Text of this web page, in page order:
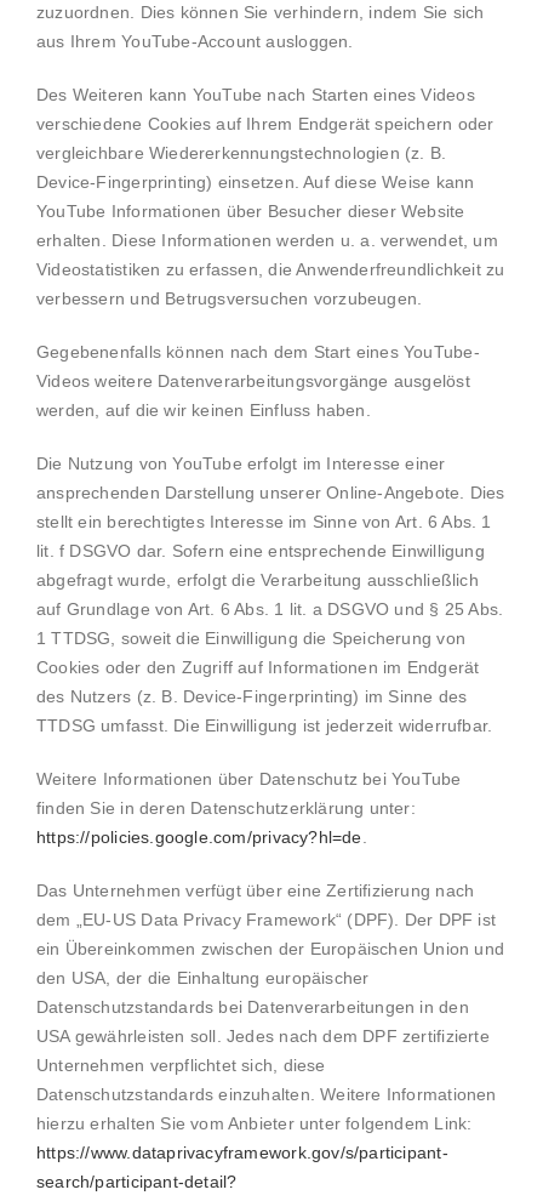
zuzuordnen. Dies können Sie verhindern, indem Sie sich
aus Ihrem YouTube-Account ausloggen.
Des Weiteren kann YouTube nach Starten eines Videos
verschiedene Cookies auf Ihrem Endgerät speichern oder
vergleichbare Wiedererkennungstechnologien (z. B.
Device-Fingerprinting) einsetzen. Auf diese Weise kann
YouTube Informationen über Besucher dieser Website
erhalten. Diese Informationen werden u. a. verwendet, um
Videostatistiken zu erfassen, die Anwenderfreundlichkeit zu
verbessern und Betrugsversuchen vorzubeugen.
Gegebenenfalls können nach dem Start eines YouTube-
Videos weitere Datenverarbeitungsvorgänge ausgelöst
werden, auf die wir keinen Einfluss haben.
Die Nutzung von YouTube erfolgt im Interesse einer
ansprechenden Darstellung unserer Online-Angebote. Dies
stellt ein berechtigtes Interesse im Sinne von Art. 6 Abs. 1
lit. f DSGVO dar. Sofern eine entsprechende Einwilligung
abgefragt wurde, erfolgt die Verarbeitung ausschließlich
auf Grundlage von Art. 6 Abs. 1 lit. a DSGVO und § 25 Abs.
1 TTDSG, soweit die Einwilligung die Speicherung von
Cookies oder den Zugriff auf Informationen im Endgerät
des Nutzers (z. B. Device-Fingerprinting) im Sinne des
TTDSG umfasst. Die Einwilligung ist jederzeit widerrufbar.
Weitere Informationen über Datenschutz bei YouTube
finden Sie in deren Datenschutzerklärung unter:
https://policies.google.com/privacy?hl=de
Das Unternehmen verfügt über eine Zertifizierung nach
dem „EU-US Data Privacy Framework“ (DPF). Der DPF ist
ein Übereinkommen zwischen der Europäischen Union und
den USA, der die Einhaltung europäischer
Datenschutzstandards bei Datenverarbeitungen in den
USA gewährleisten soll. Jedes nach dem DPF zertifizierte
Unternehmen verpflichtet sich, diese
Datenschutzstandards einzuhalten. Weitere Informationen
hierzu erhalten Sie vom Anbieter unter folgendem Link:
https://www.dataprivacyframework.gov/s/participant-
search/participant-detail?